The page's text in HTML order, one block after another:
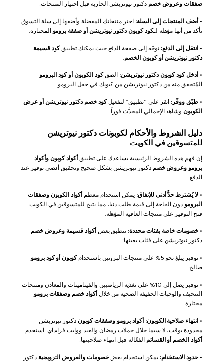
صفقات وعروض خصم دكتور نيوتريشن الجارية قبل اختيار المنتجات.
• أضف المنتجات إلى السلة: اختر منتجاتك المفضلة وأضفها إلى سلة التسوق.
تأكد من أنها مؤهلة لـكود كوبون دكتور نيوتريشن أو صفقة برومو المختارة.
• انتقل إلى الدفع: توجّه إلى صفحة الدفع حيث يمكنك تطبيقكود قسيمة
دكتور نيوتريشن أو كوبون الخصم
• أدخل كود كوبون دكتور نيوتريشن: الصقكود الكوبون أو كود البرومو
المُتحقق منه من دكتور نيوتريشن من كيوبك في حقل البرومو.
• طبّق ووفّر: انقر على “تطبيق” لتفعيلكود خصم دكتور نيوتريشن أو عرض
الكوبون وشاهد الإجمالي المحدَّث فوراً.
دليل الشروط والأحكام لكوبونات دكتور نيوتريشن
للمتسوقين في الكويت
إن فهم هذه الشروط الرئيسية يساعدك على تطبيق أكواد كوبون وأكواد
برومو وعروض خصم دكتور نيوتريشن بشكل صحيح وتحقيق أقصى توفير عند
الدفع.
• لا يُشترط حدٌّ أدنى للإنفاق: يمكن استخدام معظم أكواد الكوبون وصفقات
البرومو دون الحاجة إلى قيمة طلب دنيا، مما يتيح للمتسوقين في الكويت
فتح التوفير على منتجات العافية المؤهلة.
• خصومات خاصة بفئات محددة: تنطبق بعض أكواد قسيمة وعروض خصم
دكتور نيوتريشن على فئات بعينها:
• توفير يبلغ نحو 5% على منتجات البروتين باستخدام
كوبون أو كود برومو
صالح
• توفير يصل إلى 10% على تغذية الرياضيين والفيتامينات والمعادن ومنتجات
التنحيف والوجبات الخفيفة الصحية من خلال أكواد خصم وصفقات برومو
مختارة
• انتهاء صلاحية الكوبون: أكواد برومو وصفقات كوبون دكتور نيوتريشن
محدودة بوقت، لا سيما خلال حملات رمضان والعيد ووايت فرايداي. استخدم
أكواد الخصم أو القسائم الفعّالة قبل انتهاء صلاحيتها.
• حدود الاستخدام: يمكن استخدام بعض خصومات والعروض الترويجية دكتور